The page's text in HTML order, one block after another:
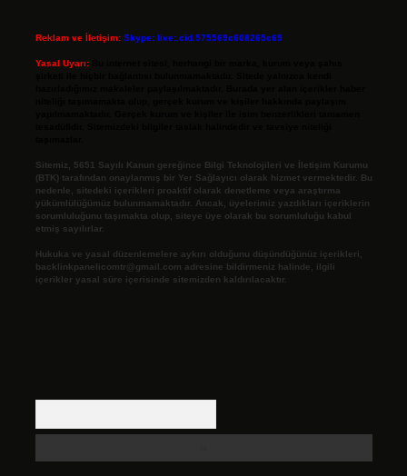
Reklam ve İletişim: Skype: live:.cid.575569c608265c69
Yasal Uyarı:
Sitemiz, 5651 Sayılı Kanun gereğince Bilgi Teknolojileri ve İletişim Kurumu
(BTK) tarafından onaylanmış bir Yer Sağlayıcı olarak hizmet vermektedir. Bu
nedenle, sitedeki içerikleri proaktif olarak denetleme veya araştırma
yükümlülüğümüz bulunmamaktadır. Ancak, üyelerimiz yazdıkları içeriklerin
sorumluluğunu taşımakta olup, siteye üye olarak bu sorumluluğu kabul
etmiş sayılırlar.
Hukuka ve yasal düzenlemelere aykırı olduğunu düşündüğünüz içerikleri,
backlinkpanelicomtr@gmail.com adresine bildirmeniz halinde, ilgili
içerikler yasal süre içerisinde sitemizden kaldırılacaktır.